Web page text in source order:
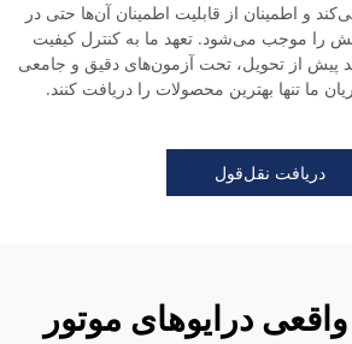
می‌کند و اطمینان از قابلیت اطمینان آن‌ها حتی در
را موجب می‌شود. تعهد ما به کنترل کیفیت
پیش از تحویل، تحت آزمون‌های دقیق و جامعی
ما تنها بهترین محصولات را دریافت کنند.
دریافت نقل‌قول
درایوهای موتور